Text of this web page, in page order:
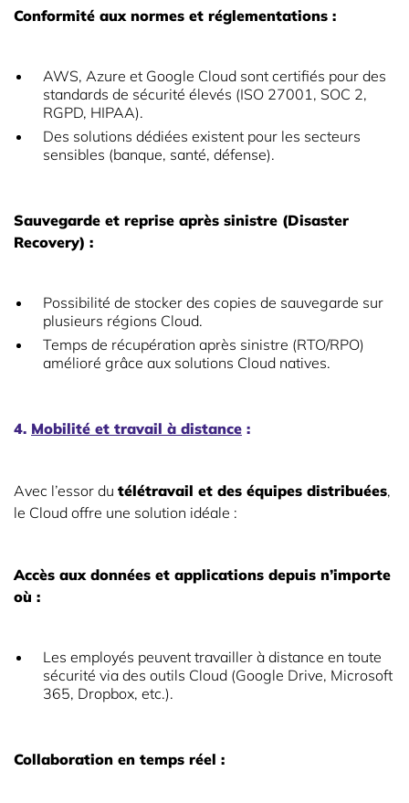
Conformité aux normes et réglementations :
AWS, Azure et Google Cloud sont certifiés pour des
standards de sécurité élevés (ISO 27001, SOC 2,
RGPD, HIPAA).
Des solutions dédiées existent pour les secteurs
sensibles (banque, santé, défense).
Sauvegarde et reprise après sinistre (Disaster
Recovery) :
Possibilité de stocker des copies de sauvegarde sur
plusieurs régions Cloud.
Temps de récupération après sinistre (RTO/RPO)
amélioré grâce aux solutions Cloud natives.
4. Mobilité et travail à distance :
Avec l’essor du télétravail et des équipes distribuées,
le Cloud offre une solution idéale :
Accès aux données et applications depuis n’importe
où :
Les employés peuvent travailler à distance en toute
sécurité via des outils Cloud (Google Drive, Microsoft
365, Dropbox, etc.).
Collaboration en temps réel :